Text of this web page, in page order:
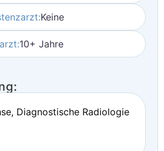
Keine
10+ Jahre
Diagnostische Radiologie